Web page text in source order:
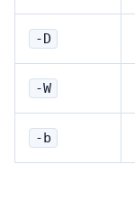
-D
-W
-b